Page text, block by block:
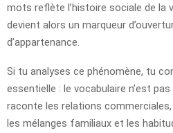
mots reflète l’histoire sociale de la
devient alors un marqueur
d’appartenance.
Si tu analyses ce phénomène, tu
essentielle : le vocabulaire n’est
raconte les relations
les mélanges familiaux et les